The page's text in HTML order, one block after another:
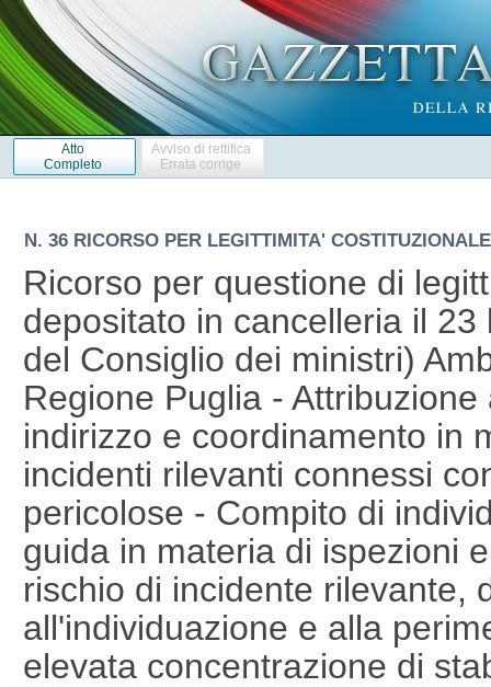
Atto
Completo
Avviso di rettifica
Errata corrige
N. 36 RICORSO PER LEGITTIMITA'
Ricorso per questione di
depositato in cancelleria il
del Consiglio dei ministri)
Regione Puglia -
indirizzo e coordinamento in
incidenti rilevanti connessi
pericolose - Compito di
guida in materia di ispezioni
rischio di incidente rilevante,
all'individuazione e alla
elevata concentrazione di